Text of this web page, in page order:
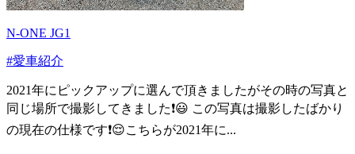
N-ONE JG1
#愛車紹介
2021年にピックアップに選んで頂きましたがその時の写真と
同じ場所で撮影してきました❗😃 この写真は撮影したばかり
の現在の仕様です❗😌こちらが2021年に...